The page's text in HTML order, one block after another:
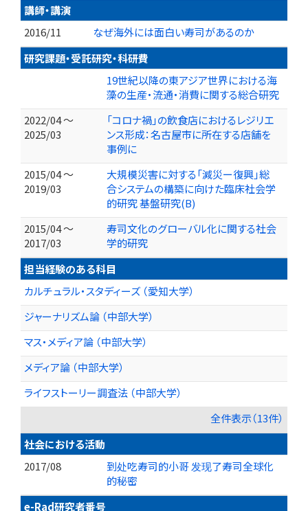
講師・講演
2016/11
なぜ海外には面白い寿司があるのか
研究課題・受託研究・科研費
19世紀以降の東アジア世界における海
藻の生産・流通・消費に関する総合研究
2022/04 ～
2025/03
「コロナ禍」の飲食店におけるレジリエ
ンス形成：名古屋市に所在する店舗を
事例に
2015/04 ～
2019/03
大規模災害に対する「減災ー復興」総
合システムの構築に向けた臨床社会学
的研究 基盤研究(B)
2015/04 ～
2017/03
寿司文化のグローバル化に関する社会
学的研究
担当経験のある科目
カルチュラル・スタディーズ （愛知大学）
ジャーナリズム論 （中部大学）
マス・メディア論 （中部大学）
メディア論 （中部大学）
ライフストーリー調査法 （中部大学）
全件表示（13件）
社会における活動
2017/08
到处吃寿司的小哥 发现了寿司全球化
的秘密
e-Rad研究者番号